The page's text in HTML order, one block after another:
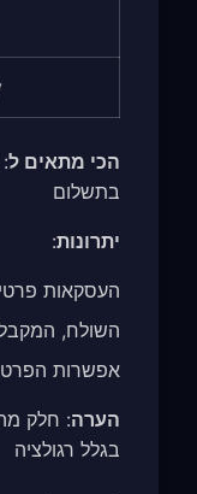
הכי מתאים ל
בתשלום
יתרונות:
העסקאות
השולח,
אפשרות
הערה
בגלל רגולציה